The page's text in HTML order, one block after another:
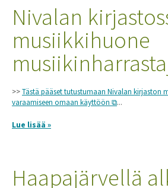
Nivalan
musiikkihuone
>>Tästä pääset tutustumaan Nivalan kirjaston
varaamiseen omaan käyttöön
...
Lue lisää »
Haapajärvellä